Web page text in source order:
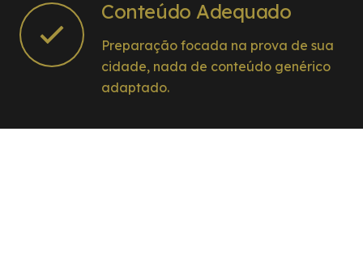
Conteúdo Adequado
Preparação focada na prova de sua
cidade, nada de conteúdo genérico
adaptado.